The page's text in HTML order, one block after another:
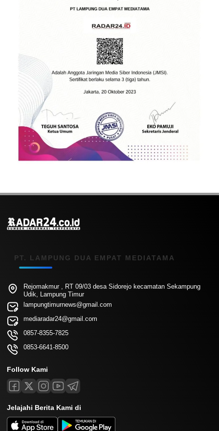
PT. LAMPUNG DUA EMPAT MEDIATAMA
Rejomakmur , RT 09/03 desa Sidorejo kecamatan Sekampung
Udik, Lampung Timur
lampungtimurnews@gmail.com
mediaradar24@gmail.com
0857-8355-7825
0853-6641-8500
Follow Kami
Jelajahi Berita Kami di